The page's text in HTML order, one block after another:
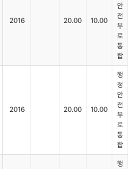
2016 20.00 10.00
안
전
부
로
통
합
2016 20.00 10.00
행
정
안
전
부
로
통
합
행